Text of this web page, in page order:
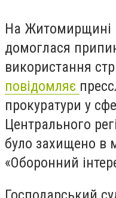
На Житомирщині
домоглася
використання
повідомляє
прокуратури у
Центрального
було захищено в
«Оборонний